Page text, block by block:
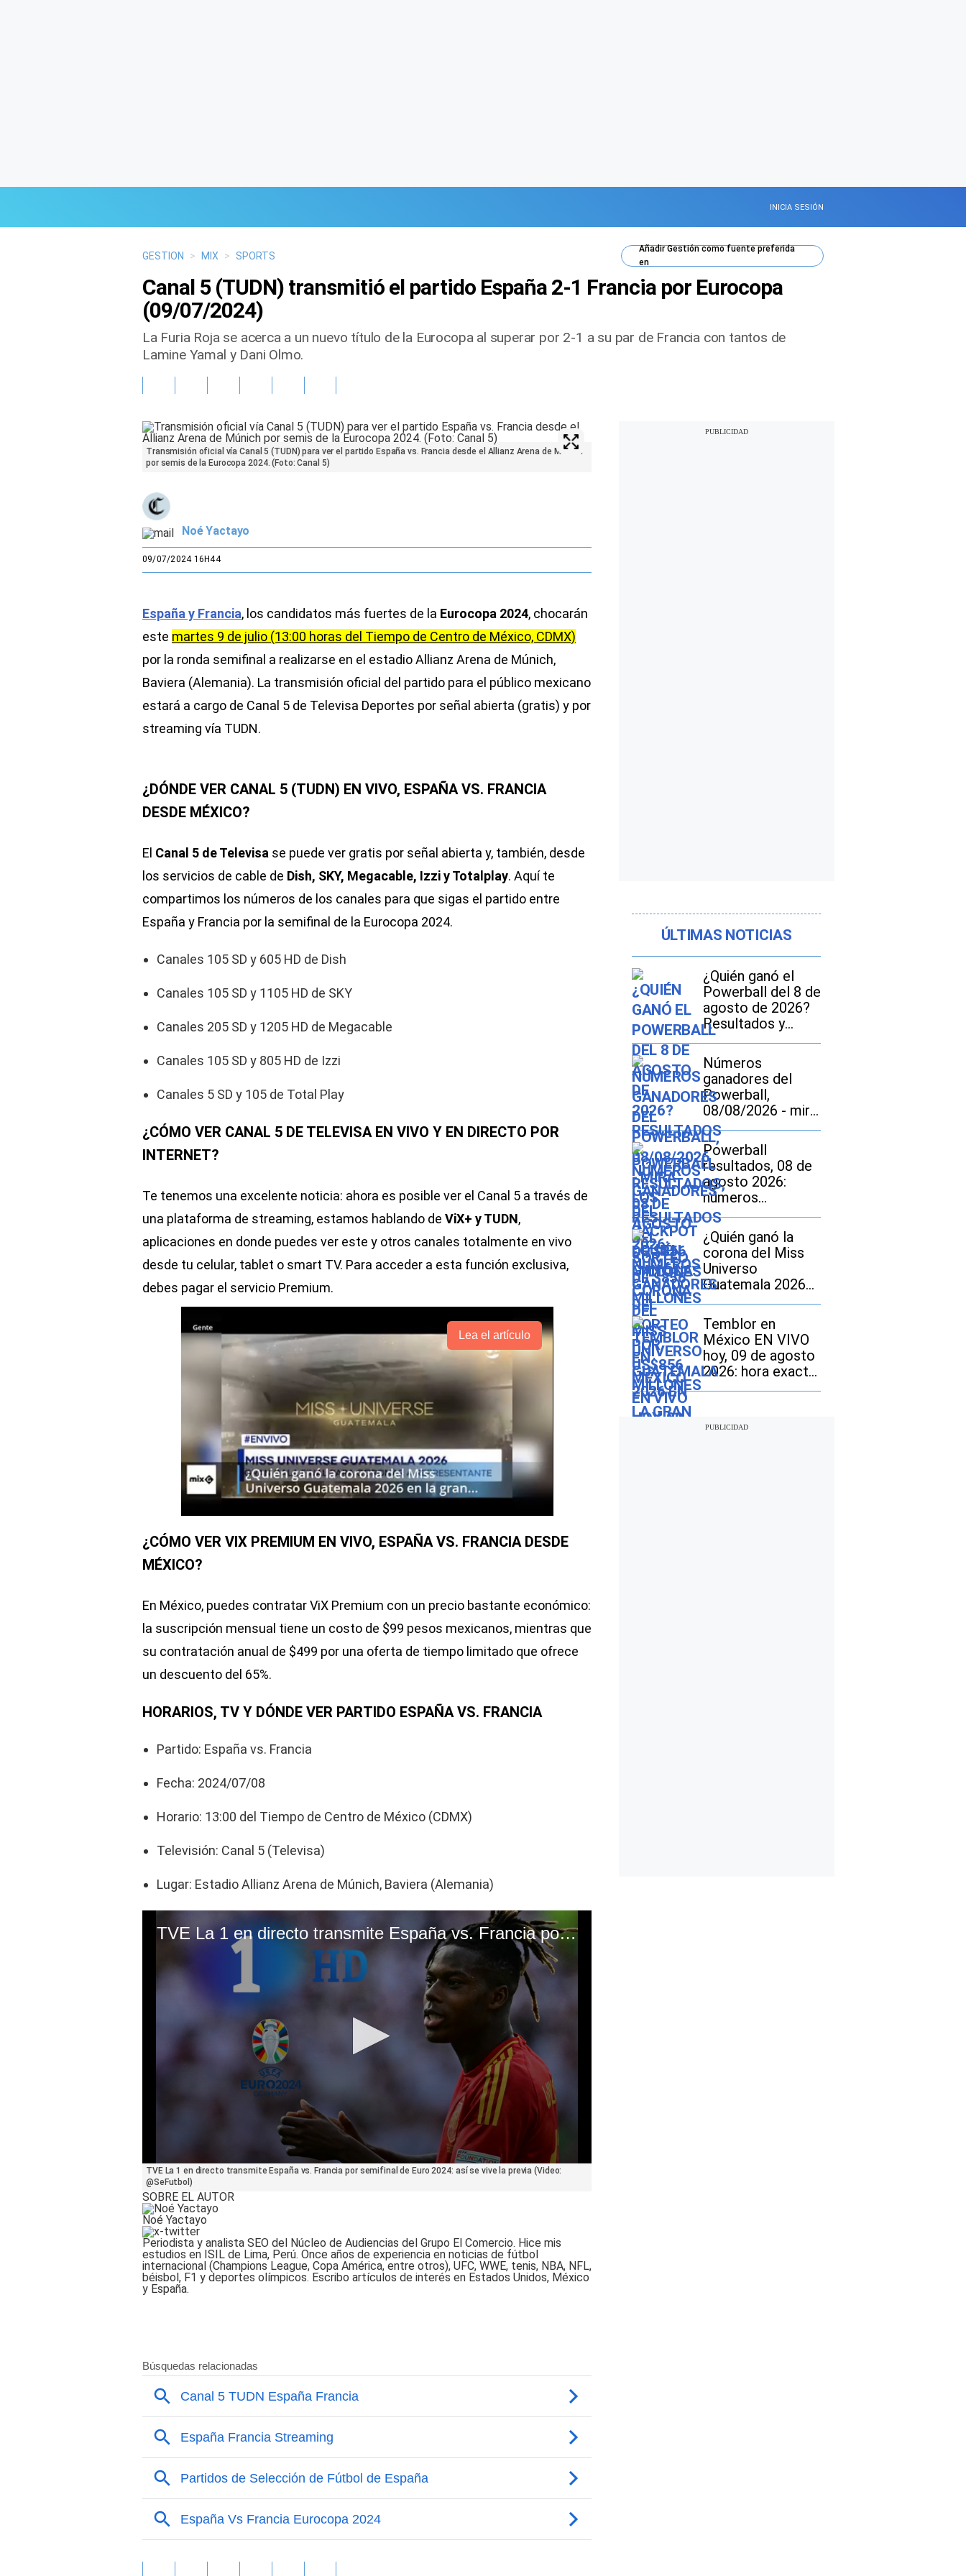
INICIA SESIÓN
GESTION > MIX > SPORTS
AñadirGestióncomo fuente preferida
en
Canal 5 (TUDN) transmitió el partido España 2-1 Francia por Eurocopa
(09/07/2024)
La Furia Roja se acerca a un nuevo título de la Eurocopa al superar por 2-1 a su par de Francia con tantos de
Lamine Yamal y Dani Olmo.
Transmisión oficial vía Canal 5 (TUDN) para ver el partido España vs. Francia desde el Allianz Arena de Múnich
por semis de la Eurocopa 2024. (Foto: Canal 5)
Noé Yactayo
09/07/2024 16H44
España y Francia, los candidatos más fuertes de la Eurocopa 2024, chocarán
este martes 9 de julio (13:00 horas del Tiempo de Centro de México, CDMX)
por la ronda semifinal a realizarse en el estadio Allianz Arena de Múnich,
Baviera (Alemania). La transmisión oficial del partido para el público mexicano
estará a cargo de Canal 5 de Televisa Deportes por señal abierta (gratis) y por
streaming vía TUDN.
¿DÓNDE VER CANAL 5 (TUDN) EN VIVO, ESPAÑA VS. FRANCIA
DESDE MÉXICO?
El Canal 5 de Televisa se puede ver gratis por señal abierta y, también, desde
los servicios de cable de Dish, SKY, Megacable, Izzi y Totalplay. Aquí te
compartimos los números de los canales para que sigas el partido entre
España y Francia por la semifinal de la Eurocopa 2024.
Canales 105 SD y 605 HD de Dish
Canales 105 SD y 1105 HD de SKY
Canales 205 SD y 1205 HD de Megacable
Canales 105 SD y 805 HD de Izzi
Canales 5 SD y 105 de Total Play
¿CÓMO VER CANAL 5 DE TELEVISA EN VIVO Y EN DIRECTO POR
INTERNET?
Te tenemos una excelente noticia: ahora es posible ver el Canal 5 a través de
una plataforma de streaming, estamos hablando de ViX+ y TUDN,
aplicaciones en donde puedes ver este y otros canales totalmente en vivo
desde tu celular, tablet o smart TV. Para acceder a esta función exclusiva,
debes pagar el servicio Premium.
Lea el artículo
¿CÓMO VER VIX PREMIUM EN VIVO, ESPAÑA VS. FRANCIA DESDE
MÉXICO?
En México, puedes contratar ViX Premium con un precio bastante económico:
la suscripción mensual tiene un costo de $99 pesos mexicanos, mientras que
su contratación anual de $499 por una oferta de tiempo limitado que ofrece
un descuento del 65%.
HORARIOS, TV Y DÓNDE VER PARTIDO ESPAÑA VS. FRANCIA
Partido: España vs. Francia
Fecha: 2024/07/08
Horario: 13:00 del Tiempo de Centro de México (CDMX)
Televisión: Canal 5 (Televisa)
Lugar: Estadio Allianz Arena de Múnich, Baviera (Alemania)
TVE La 1 en directo transmite España vs. Francia por semifinal de Euro 2024: así se vive la previa (Video: @SeFutbol)
0
seconds
of
59
secondsVolume
90%
TVE La 1 en directo transmite España vs. Francia por semifinal de Euro 2024: así se vive la previa (Video:
@SeFutbol)
SOBRE EL AUTOR
Noé Yactayo
Periodista y analista SEO del Núcleo de Audiencias del Grupo El Comercio. Hice mis
estudios en ISIL de Lima, Perú. Once años de experiencia en noticias de fútbol
internacional (Champions League, Copa América, entre otros), UFC, WWE, tenis, NBA, NFL,
béisbol, F1 y deportes olímpicos. Escribo artículos de interés en Estados Unidos, México
y España.
ÚLTIMAS NOTICIAS
¿Quién ganó el
Powerball del 8 de
agosto de 2026?
Resultados y
números
ganadores del
jackpot de $856
millones
Números
ganadores del
Powerball,
08/08/2026 - mira
los resultados del
sorteo de $856
millones
Powerball
resultados, 08 de
agosto 2026:
números
ganadores del
sorteo por
US$856 millones
¿Quién ganó la
corona del Miss
Universo
Guatemala 2026
en la gran final?
Temblor en
México EN VIVO
hoy, 09 de agosto
2026: hora exacta,
magnitud y dónde